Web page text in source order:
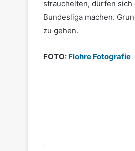
strauchelten, dürfen sich
Bundesliga machen.
zu gehen.
FOTO: Flohre Fotografie